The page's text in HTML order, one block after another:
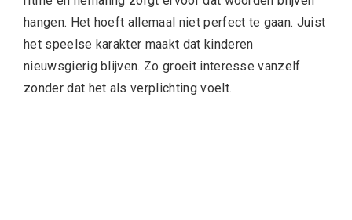
hangen. Het hoeft allemaal niet perfect te gaan. Juist
het speelse karakter maakt dat kinderen
nieuwsgierig blijven. Zo groeit interesse vanzelf
zonder dat het als verplichting voelt.